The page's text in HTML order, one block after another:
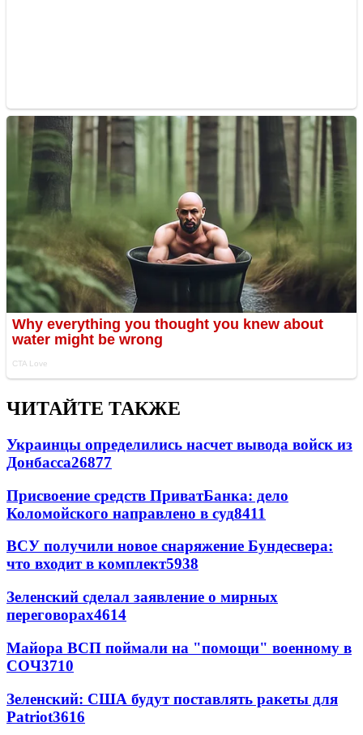
ЧИТАЙТЕ ТАКЖЕ
Украинцы определились насчет вывода войск из
Донбасса26877
Присвоение средств ПриватБанка: дело
Коломойского направлено в суд8411
ВСУ получили новое снаряжение Бундесвера:
что входит в комплект5938
Зеленский сделал заявление о мирных
переговорах4614
Майора ВСП поймали на "помощи" военному в
СОЧ3710
Зеленский: США будут поставлять ракеты для
Patriot3616